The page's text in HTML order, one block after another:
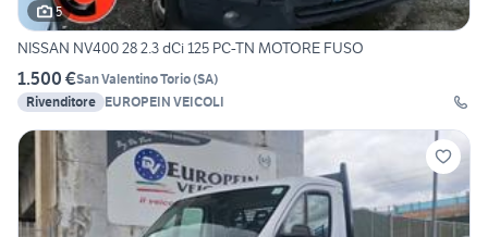
5
NISSAN NV400 28 2.3 dCi 125 PC-TN MOTORE FUSO
1.500 €San Valentino Torio(SA)
Rivenditore EUROPEIN VEICOLI